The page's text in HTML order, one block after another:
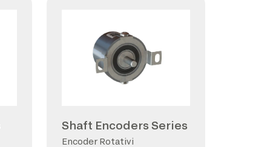
Shaft Encoders Series
Encoder Rotativi